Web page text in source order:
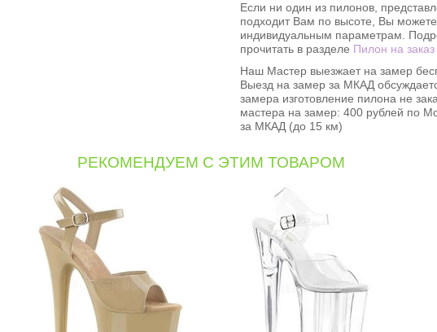
Если ни один из пилонов,
подходит Вам по высоте, Вы можете
индивидуальным параметрам.
прочитать в разделе Пилон на заказ
Наш Мастер выезжает на замер
Выезд на замер за МКАД
замера изготовление пилона не
мастера на замер: 400 рублей по
за МКАД (до 15 км)
РЕКОМЕНДУЕМ С ЭТИМ ТОВАРОМ